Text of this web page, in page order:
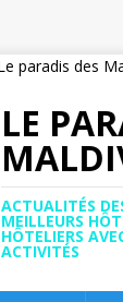
LE
ACTUALITÉS
MEILLEURS
HÔTELIERS
ACTIVITÉS